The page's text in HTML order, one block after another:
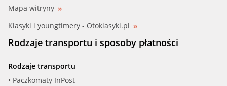
Mapa witryny
Klasyki i youngtimery - Otoklasyki.pl
Rodzaje transportu i sposoby płatności
Rodzaje transportu
• Paczkomaty InPost